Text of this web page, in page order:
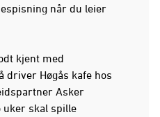
når du leier
kjent med
driver Høgås kafe hos
Asker
uker skal spille